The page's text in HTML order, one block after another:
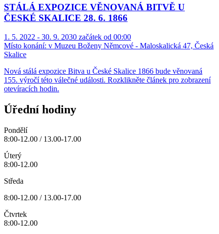
STÁLÁ EXPOZICE VĚNOVANÁ BITVĚ U
ČESKÉ SKALICE 28. 6. 1866
1. 5. 2022 - 30. 9. 2030 začátek od 00:00
Místo konání: v Muzeu Boženy Němcové - Maloskalická 47, Česká
Skalice
Nová stálá expozice Bitva u České Skalice 1866 bude věnovaná
155. výročí této válečné události. Rozklikněte článek pro zobrazení
otevíracích hodin.
Úřední hodiny
Pondělí
8:00-12.00 / 13.00-17.00
Úterý
8:00-12.00
Středa
8:00-12.00 / 13.00-17.00
Čtvrtek
8:00-12.00